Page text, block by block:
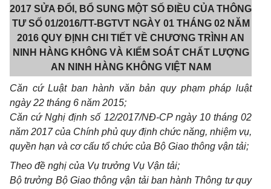
2017 SỬA ĐỔI, BỔ SUNG MỘT SỐ ĐIỀU CỦA THÔNG
TƯ SỐ 01/2016/TT-BGTVT NGÀY 01 THÁNG 02 NĂM
2016 QUY ĐỊNH CHI TIẾT VỀ CHƯƠNG TRÌNH AN
NINH HÀNG KHÔNG VÀ KIỂM SOÁT CHẤT LƯỢNG
AN NINH HÀNG KHÔNG VIỆT NAM
Căn cứ Luật ban hành văn bản quy phạm pháp luật
ngày 22 tháng 6 năm 2015;
Căn cứ Nghị định số 12/2017/NĐ-CP ngày 10 tháng 02
năm 2017 của Chính phủ quy định chức năng, nhiệm vụ,
quyền hạn và cơ cấu tổ chức của Bộ Giao thông vận tải;
Theo đề nghị của Vụ trưởng Vụ Vận tải;
Bộ trưởng Bộ Giao thông vận tải ban hành Thông tư quy